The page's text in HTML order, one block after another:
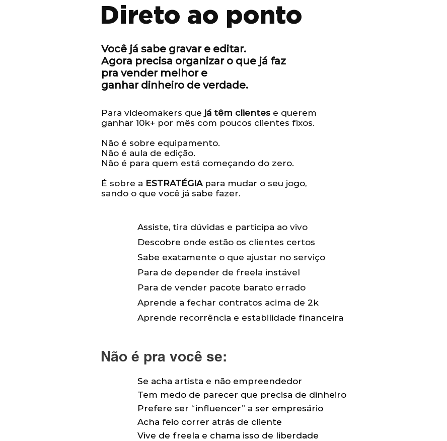
Direto ao ponto
Você já sabe gravar e editar.
Agora precisa organizar o que já faz
pra vender melhor e
ganhar dinheiro de verdade.
Para videomakers que já têm clientes e querem
ganhar 10k+ por mês com poucos clientes fixos.
Não é sobre equipamento.
Não é aula de edição.
Não é para quem está começando do zero.
É sobre a ESTRATÉGIApara mudar o seu jogo,
sando o que você já sabe fazer.
Assiste, tira dúvidas e participa ao vivo
Descobre onde estão os clientes certos
Sabe exatamente o que ajustar no serviço
Para de depender de freela instável
Para de vender pacote barato errado
Aprende a fechar contratos acima de 2k
Aprende recorrência e estabilidade financeira
Não é pra você se:
Se acha artista e não empreendedor
Tem medo de parecer que precisa de dinheiro
Prefere ser “influencer” a ser empresário
Acha feio correr atrás de cliente
Vive de freela e chama isso de liberdade